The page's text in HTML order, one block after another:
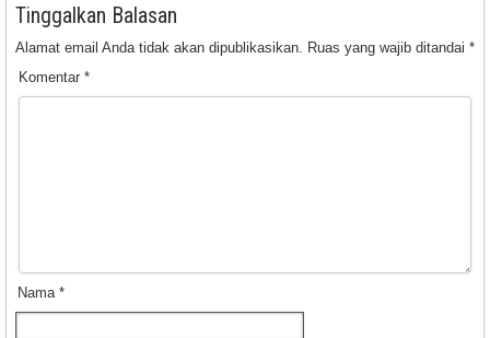
Tinggalkan Balasan
Alamat email Anda tidak akan dipublikasikan. Ruas yang wajib ditandai *
Komentar *
Nama *